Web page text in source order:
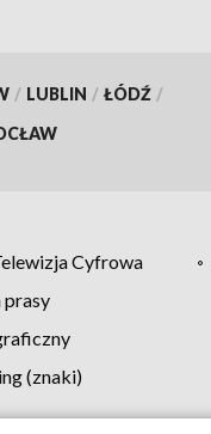
/ LUBLIN / ŁÓDŹ /
Cyfrowa
prasy
(znaki)